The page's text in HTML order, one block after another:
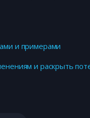
и примерами
и раскрыть